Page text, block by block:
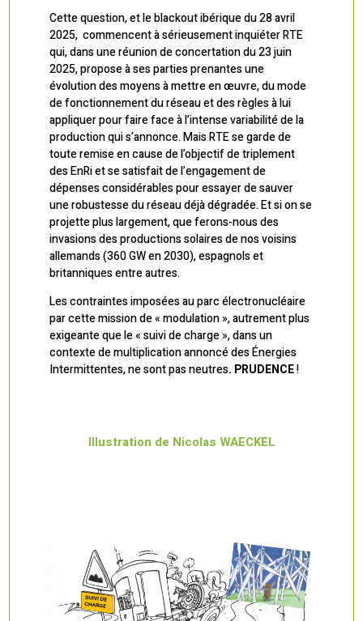
Cette question, et le blackout ibérique du 28 avril
2025, commencent à sérieusement inquiéter RTE
qui, dans une réunion de concertation du 23 juin
2025, propose à ses parties prenantes une
évolution des moyens à mettre en œuvre, du mode
de fonctionnement du réseau et des règles à lui
appliquer pour faire face à l’intense variabilité de la
production qui s’annonce. Mais RTE se garde de
toute remise en cause de l’objectif de triplement
des EnRi et se satisfait de l’engagement de
dépenses considérables pour essayer de sauver
une robustesse du réseau déjà dégradée. Et si on se
projette plus largement, que ferons-nous des
invasions des productions solaires de nos voisins
allemands (360 GW en 2030), espagnols et
britanniques entre autres.
Les contraintes imposées au parc électronucléaire
par cette mission de « modulation », autrement plus
exigeante que le « suivi de charge », dans un
contexte de multiplication annoncé des Énergies
Intermittentes, ne sont pas neutres. PRUDENCE!
Illustration de Nicolas WAECKEL